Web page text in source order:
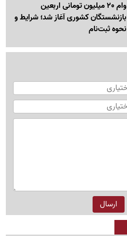
وام 20 میلیون تومانی اربعین
بازنشستگان کشوری آغاز شد؛ شرایط و
نحوه ثبت‌نام